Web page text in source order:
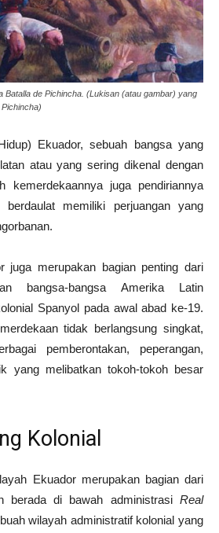
Batalla de Pichincha. (Lukisan (atau gambar) yang
Ekuador, sebuah bangsa yang
atau yang sering dikenal dengan
kemerdekaannya juga pendiriannya
memiliki perjuangan yang
juga merupakan bagian penting dari
bangsa-bangsa Amerika Latin
Spanyol pada awal abad ke-19.
tidak berlangsung singkat,
pemberontakan, peperangan,
yang melibatkan tokoh-tokoh besar
Kolonial
Ekuador merupakan bagian dari
berada di bawah administrasi Real
wilayah administratif kolonial yang